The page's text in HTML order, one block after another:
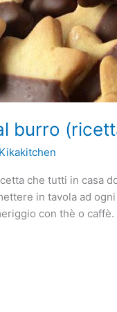
burro
Kikakitchen
che tutti in casa
in tavola ad
con thè o